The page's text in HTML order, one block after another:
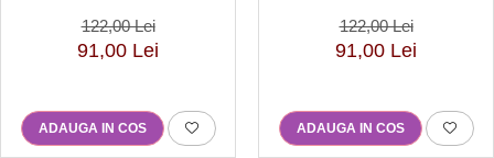
122,00 Lei
91,00 Lei
ADAUGA IN COS
122,00 Lei
91,00 Lei
ADAUGA IN COS